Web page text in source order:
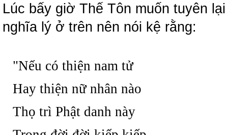
Lúc bấy giờ Thế Tôn muốn tuyên lại
nghĩa lý ở trên nên nói kệ rằng:
"Nếu có thiện nam tử
Hay thiện nữ nhân nào
Thọ trì Phật danh này